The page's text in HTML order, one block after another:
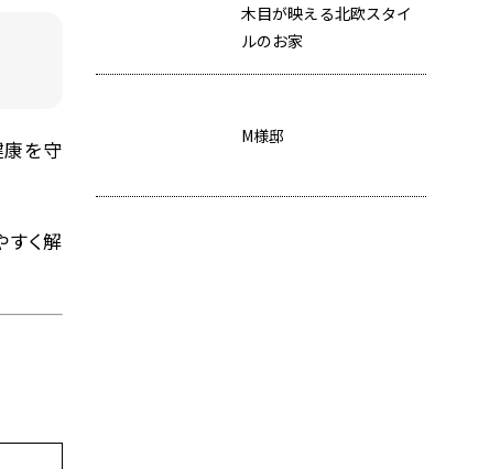
を守
すく解
木目が映える北欧スタイ
ルのお家
M様邸